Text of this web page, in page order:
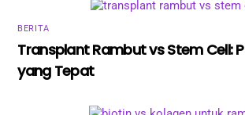
BERITA
Transplant Rambut vs Stem Cell:
yang Tepat